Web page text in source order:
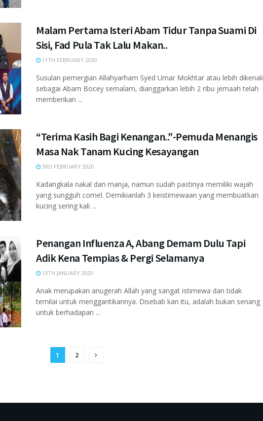
Malam Pertama Isteri Abam Tidur Tanpa Suami Di
Sisi, Fad Pula Tak Lalu Makan..
11TH FEBRUARY 2020
Susulan pemergian Allahyarham Syed Umar Mokhtar atau lebih dikenali
sebagai Abam Bocey semalam, dianggarkan lebih 2 ribu jemaah telah
memberikan ...
“Terima Kasih Bagi Kenangan..”-Pemuda Menangis
Masa Nak Tanam Kucing Kesayangan
3RD FEBRUARY 2020
Kadangkala nakal dan manja, namun sudah pastinya memiliki wajah
yang sungguh comel. Demikianlah 3 keistimewaan yang membuatkan
kucing sering kali ...
Penangan Influenza A, Abang Demam Dulu Tapi
Adik Kena Tempias & Pergi Selamanya
13TH JANUARY 2020
Anak merupakan anugerah Allah yang sangat istimewa dan tidak
ternilai untuk menggantikannya. Disebab kan itu, adalah bukan senang
untuk berhadapan ...
1 2